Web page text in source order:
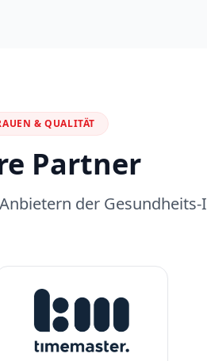
& QUALITÄT
Partner
der Gesundheits-